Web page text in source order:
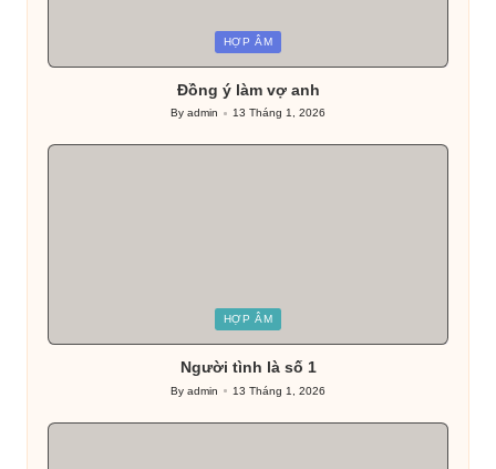
in
HỢP ÂM
Đồng ý làm vợ anh
Posted
Byadmin 13 Tháng 1, 2026
in
HỢP ÂM
Người tình là số 1
Posted
Byadmin 13 Tháng 1, 2026